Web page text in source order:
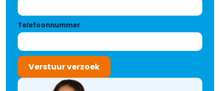
Telefoonnummer
Verstuur verzoek